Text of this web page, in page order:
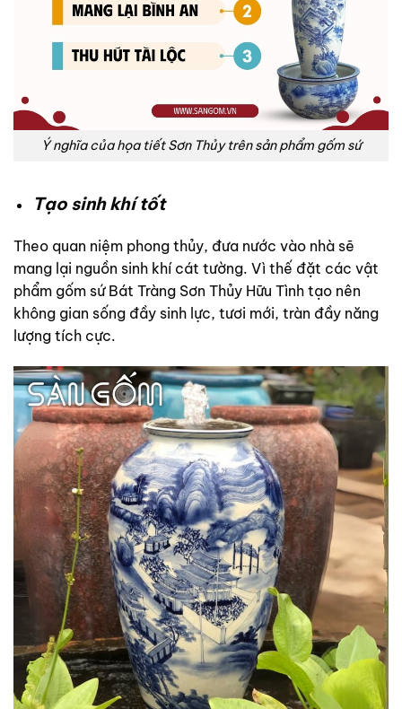
Ý nghĩa của họa tiết Sơn Thủy trên sản phẩm gốm sứ
Tạo sinh khí tốt
Theo quan niệm phong thủy, đưa nước vào nhà sẽ
mang lại nguồn sinh khí cát tường. Vì thế đặt các vật
phẩm gốm sứ Bát Tràng Sơn Thủy Hữu Tình tạo nên
không gian sống đầy sinh lực, tươi mới, tràn đầy năng
lượng tích cực.